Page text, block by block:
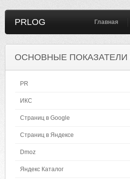
PRLOG Главная
ОСНОВНЫЕ ПОКАЗАТЕЛИ
PR
ИКС
Страниц в Google
Страниц в Яндексе
Dmoz
Яндекс Каталог